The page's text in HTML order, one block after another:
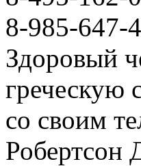
8-985-647-
Здоровый
греческую
со своим
Робертсон